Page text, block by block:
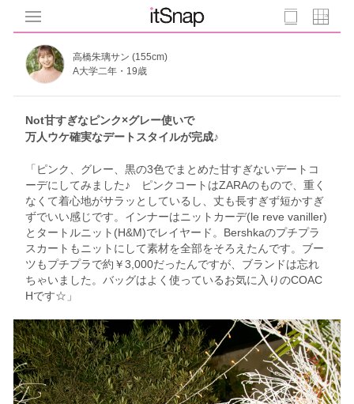
高橋朱璃サン (155cm)
A大学二年・19歳
Not甘すぎなピンク×グレー使いで
万人ウケ確実なデートスタイルが完成♪
「ピンク、グレー、黒の3色でまとめた甘すぎないデートコ
ーデにしてみました♪ ピンクコートはZARAのもので、重く
なくて着心地がサラッとしているし、丈も長すぎず短かすぎ
ずでいい感じです。インナーはニットカーデ(le reve vaniller)
とタートルニット(H&M)でレイヤード。Bershkaのプチプラ
スカートもニットにして素材を全部をそろえたんです。ブー
ツもプチプラで約￥3,000だったんですが、ブランドは忘れ
ちゃいました。バッグはよく使っているお気に入りのCOAC
Hです☆」